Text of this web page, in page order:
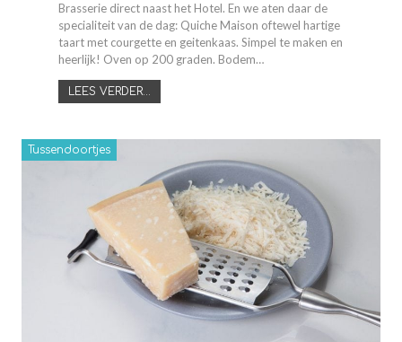
Brasserie direct naast het Hotel. En we aten daar de
specialiteit van de dag: Quiche Maison oftewel hartige
taart met courgette en geitenkaas. Simpel te maken en
heerlijk! Oven op 200 graden. Bodem…
LEES VERDER...
Tussendoortjes